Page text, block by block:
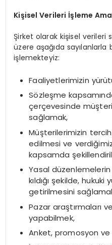
Kişisel Verileri İşleme
Şirket olarak kişisel verileri
üzere aşağıda
işlemekteyiz:
Faaliyetlerimizin
Sözleşme
çerçevesinde
sağlamak,
Müşterilerimizin
edilmesi ve
kapsamda
Yasal
kıldığı şekilde,
getirilmesini
Pazar araştırmaları
yapabilmek,
Anket, promosyon ve